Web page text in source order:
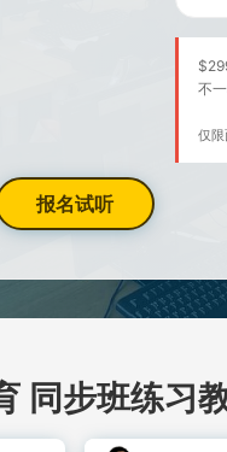
不
仅
报名试听
同步班练习